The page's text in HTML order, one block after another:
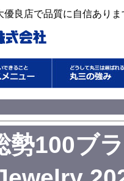
良店で品質に自信ありま
勢100ブ